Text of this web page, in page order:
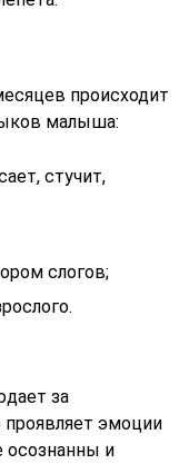
происходит
малыша:
стучит,
слогов;
за
проявляет эмоции
осознанны и